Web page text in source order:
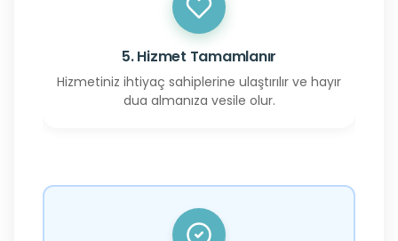
5. Hizmet Tamamlanır
Hizmetiniz ihtiyaç sahiplerine ulaştırılır ve hayır
dua almanıza vesile olur.